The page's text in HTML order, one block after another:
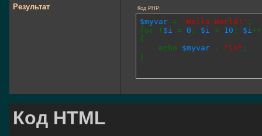
Результат
Код PHP:
$myvar = 'Hello World!' ;
for ( $i = 0 ; $i < 10 ; $i
{
echo $myvar . "\n" ;
}
Код HTML